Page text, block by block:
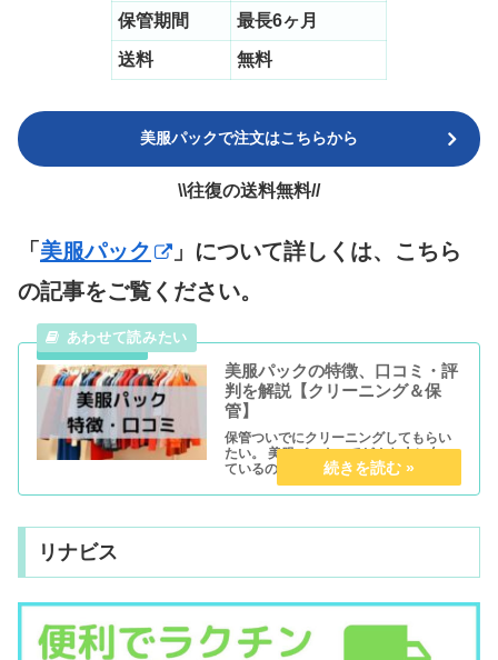
保管期間 最長6ヶ月
送料 無料
美服パックで注文はこちらから
\\往復の送料無料//
「 美服パック
」について詳しくは、こちら
の記事をご覧ください。
美服パックの特徴、口コミ・評
判を解説【クリーニング＆保
管】
保管ついでにクリーニングしてもらい
たい。 美服パックってどんな人に向い
ているの？ 口コミや評判も教えて欲し
い。 こんな疑問にお答えします。 本記
事では、保管＆クリーニングのサービ
いて分かりやすく解説していま...
リナビス